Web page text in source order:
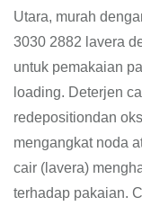
Utara, murah
3030 2882 lavera
untuk pemakaian
loading. Deterjen
redepositiondan
mengangkat noda
cair (lavera)
terhadap pakaian.